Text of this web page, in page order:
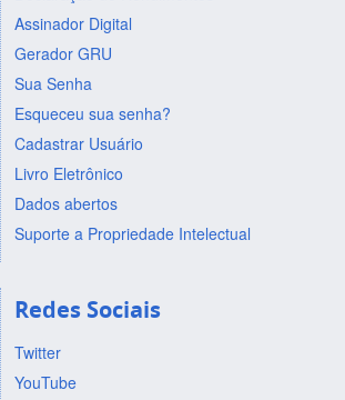
Assinador Digital
Gerador GRU
Sua Senha
Esqueceu sua senha?
Cadastrar Usuário
Livro Eletrônico
Dados abertos
Suporte a Propriedade Intelectual
Redes Sociais
Twitter
YouTube